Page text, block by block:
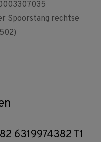
Spoorstang rechtse
6319974382 T1